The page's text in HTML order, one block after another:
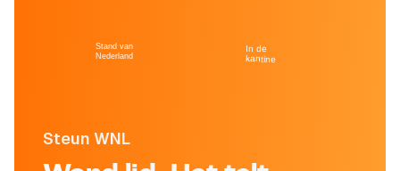
Steun WNL
Stand van
Nederland
In de
kantine